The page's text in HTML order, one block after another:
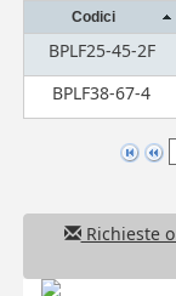
Codici
BPLF25-45-2F
BPLF38-67-4
Richieste